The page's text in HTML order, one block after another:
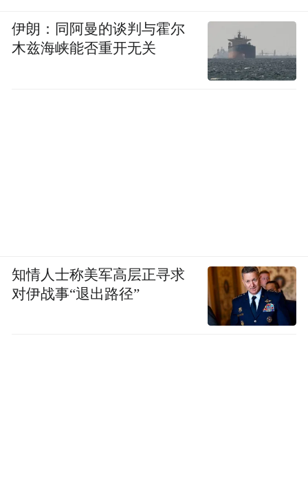
伊朗：同阿曼的谈判与霍尔
木兹海峡能否重开无关
知情人士称美军高层正寻求
对伊战事“退出路径”